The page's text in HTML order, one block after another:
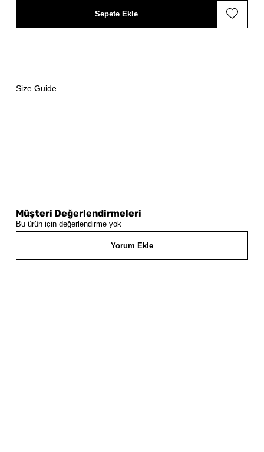
Size Guide
Sepete Ekle
Müşteri Değerlendirmeleri
Bu ürün için değerlendirme yok
Yorum Ekle